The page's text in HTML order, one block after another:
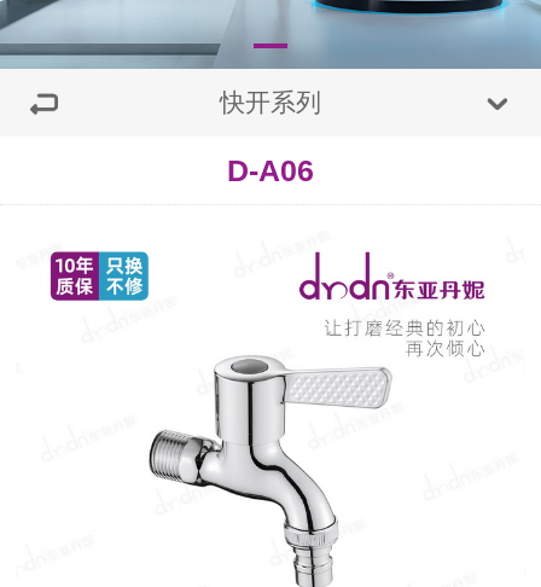
快开系列
D-A06